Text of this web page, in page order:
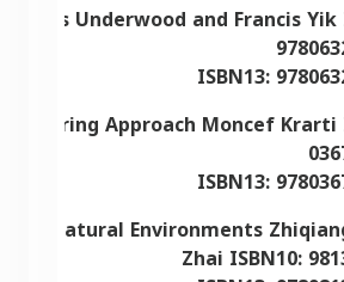
Underwood and Francis Yik
ISBN13:
Approach Moncef Krarti
ISBN13:
Natural Environments
Zhai ISBN10: